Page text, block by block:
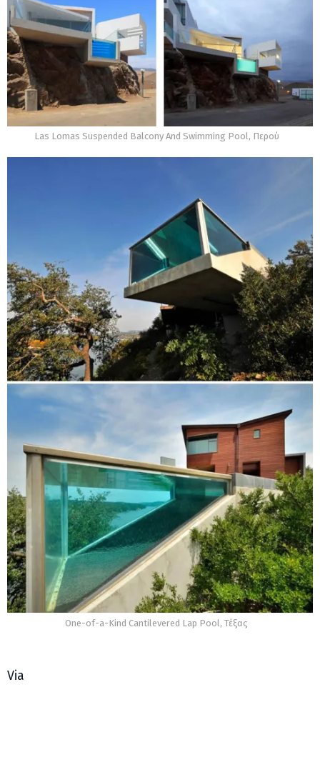
Las Lomas Suspended Balcony And Swimming Pool, Περού
One-of-a-Kind Cantilevered Lap Pool, Τέξας
Via